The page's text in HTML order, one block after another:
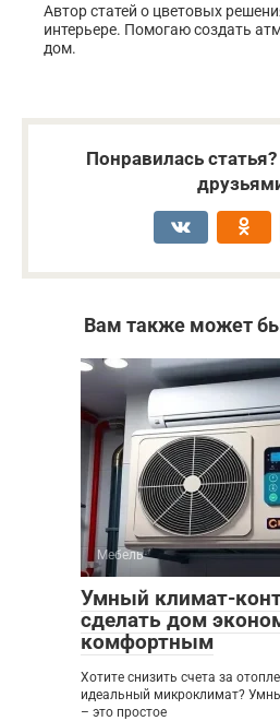
Автор статей о цветовых
интерьере. Помогаю создать
дом.
Понравилась
Вам также может
Мебель
Умный климат-
сделать дом
комфортным
Хотите снизить счета за
идеальный микроклимат?
– это простое